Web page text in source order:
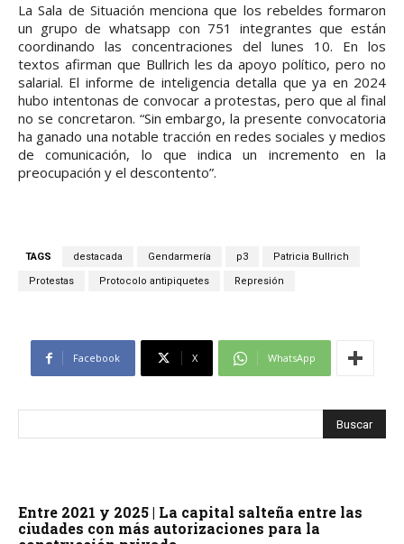
La Sala de Situación menciona que los rebeldes formaron
un grupo de whatsapp con 751 integrantes que están
coordinando las concentraciones del lunes 10. En los
textos afirman que Bullrich les da apoyo político, pero no
salarial. El informe de inteligencia detalla que ya en 2024
hubo intentonas de convocar a protestas, pero que al final
no se concretaron. “Sin embargo, la presente convocatoria
ha ganado una notable tracción en redes sociales y medios
de comunicación, lo que indica un incremento en la
preocupación y el descontento”.
TAGS destacada Gendarmería p3 Patricia Bullrich
Protestas Protocolo antipiquetes Represión
Facebook X WhatsApp
Entre 2021 y 2025 | La capital salteña entre las
ciudades con más autorizaciones para la